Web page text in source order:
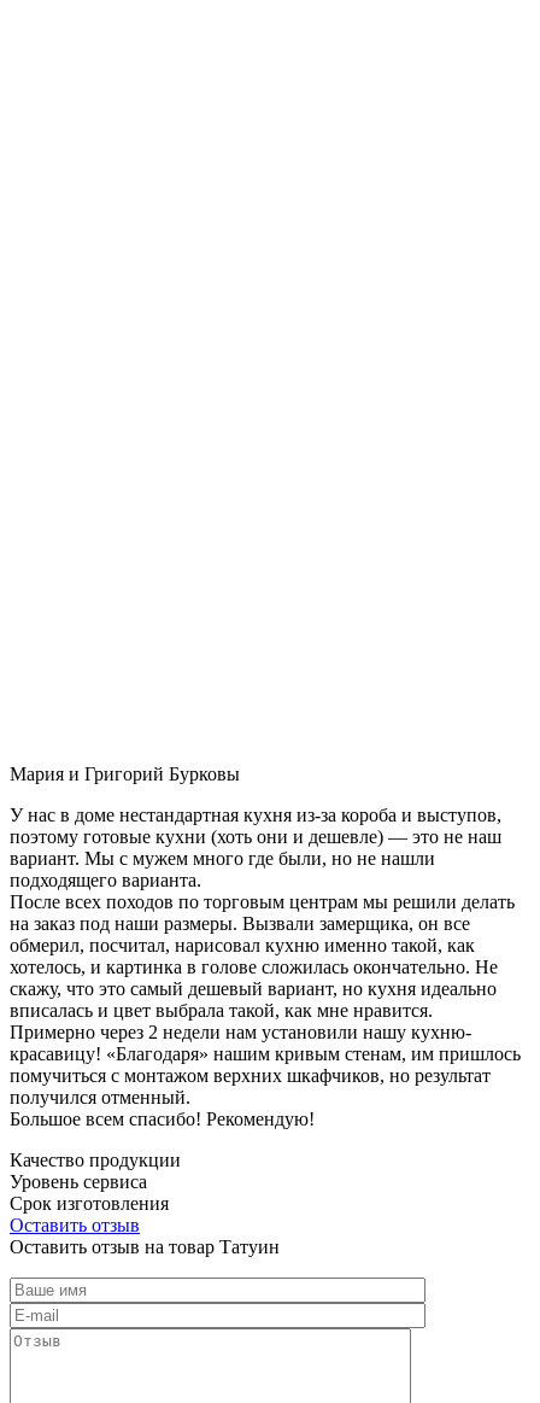
Мария и Григорий Бурковы
У нас в доме нестандартная кухня из-за короба и выступов,
поэтому готовые кухни (хоть они и дешевле) — это не наш
вариант. Мы с мужем много где были, но не нашли
подходящего варианта.
После всех походов по торговым центрам мы решили делать
на заказ под наши размеры. Вызвали замерщика, он все
обмерил, посчитал, нарисовал кухню именно такой, как
хотелось, и картинка в голове сложилась окончательно. Не
скажу, что это самый дешевый вариант, но кухня идеально
вписалась и цвет выбрала такой, как мне нравится.
Примерно через 2 недели нам установили нашу кухню-
красавицу! «Благодаря» нашим кривым стенам, им пришлось
помучиться с монтажом верхних шкафчиков, но результат
получился отменный.
Большое всем спасибо! Рекомендую!
Качество продукции
Уровень сервиса
Срок изготовления
Оставить отзыв
Оставить отзыв на товар Татуин